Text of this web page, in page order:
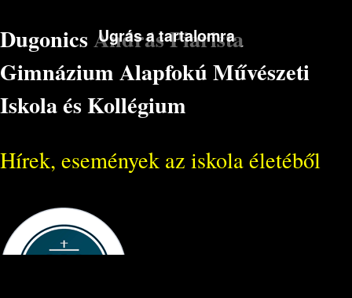
Ugrás a tartalomra
Dugonics András Piarista
Gimnázium Alapfokú Művészeti
Iskola és Kollégium
Hírek, események az iskola életéből